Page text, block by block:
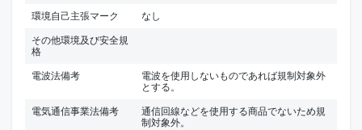
環境自己主張マーク
なし
その他環境及び安全規
格
電波法備考
電波を使用しないものであれば規制対象外
とする。
電気通信事業法備考
通信回線などを使用する商品でないため規
制対象外。